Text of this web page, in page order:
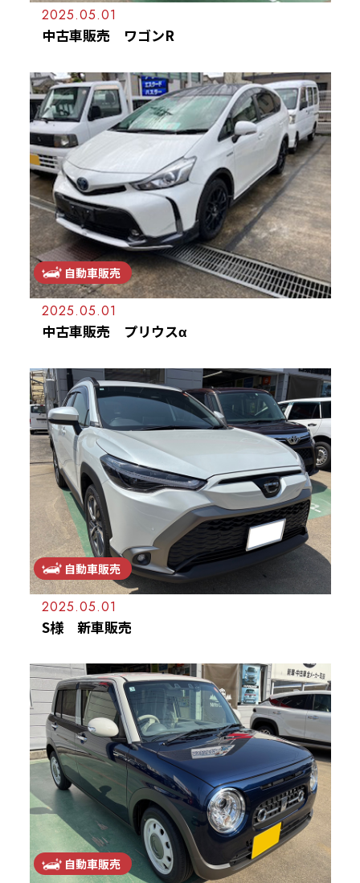
2025.05.01
中古車販売 ワゴンR
自動車販売
2025.05.01
中古車販売 プリウスα
自動車販売
2025.05.01
S様 新車販売
自動車販売